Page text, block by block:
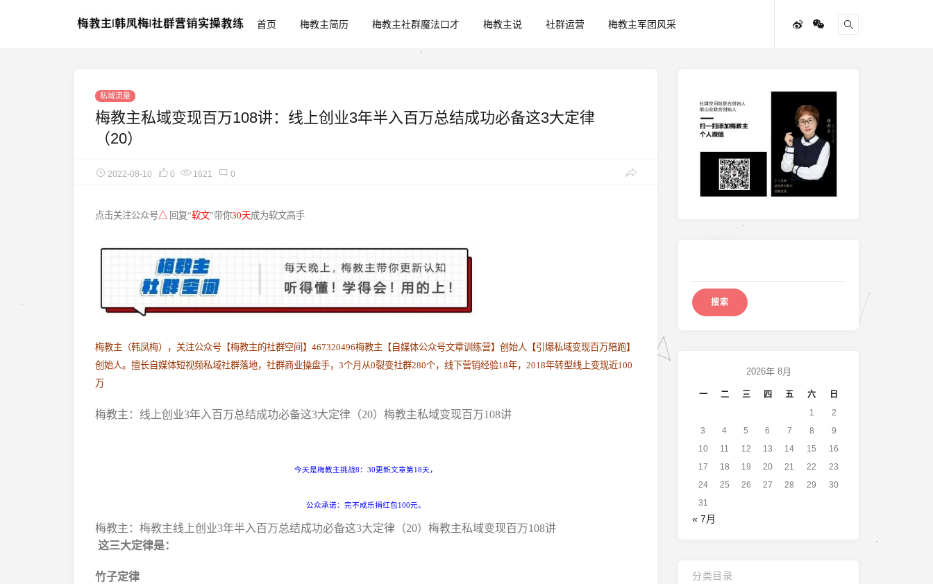
首页 梅教主简历 梅教主社群魔法口才 梅教主说 社群运营 梅教主军团风采
私域流量
梅教主私域变现百万108讲：线上创业3年半入百万总结成功必备这3大定律
（20）
2022-08-10 0 1621 0
点击关注公众号△ 回复“软文”带你30天成为软文高手
梅教主（韩凤梅），关注公众号【梅教主的社群空间】467320496梅教主【自媒体公众号文章训练营】创始人【引爆私域变现百万陪跑】
创始人。擅长自媒体短视频私域社群落地，社群商业操盘手，3个月从0裂变社群280个，线下营销经验18年，2018年转型线上变现近100
万
梅教主：线上创业3年入百万总结成功必备这3大定律（20）梅教主私域变现百万108讲
今天是梅教主挑战8：30更新文章第18天，
公众承诺：完不成乐捐红包100元。
梅教主：梅教主线上创业3年半入百万总结成功必备这3大定律（20）梅教主私域变现百万108讲
这三大定律是：
竹子定律
2026年 8月
一 二 三 四 五 六
日
1
2
3
4 5 6 7 8
9
10
11 12 13 14 15
16
17
18 19 20 21 22
23
24
25 26 27 28 29
30
31
« 7月
分类目录